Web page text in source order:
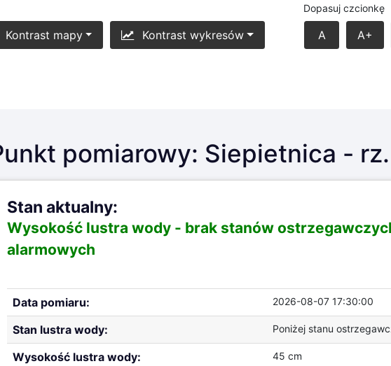
Kontrast mapy Kontrast wykresów
Dopasuj czcionkę
A A+
pomiarowy: Siepietnica -
Stan aktualny:
Wysokość lustra wody - brak stanów
alarmowych
Data pomiaru: 2026-08-07 17:30:00
Stan lustra wody: Poniżej stanu
Wysokość lustra wody: 45 cm